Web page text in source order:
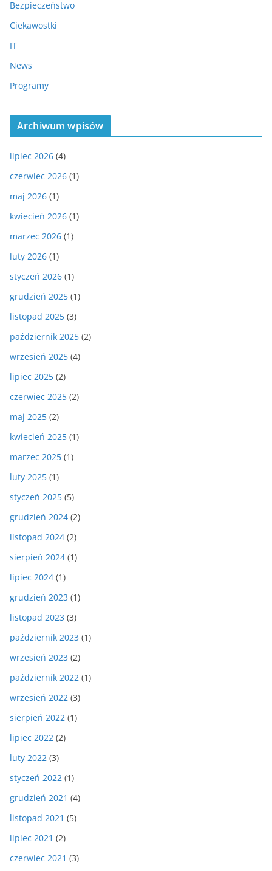
Bezpieczeństwo
Ciekawostki
IT
News
Programy
Archiwum wpisów
lipiec 2026 (4)
czerwiec 2026 (1)
maj 2026 (1)
kwiecień 2026 (1)
marzec 2026 (1)
luty 2026 (1)
styczeń 2026 (1)
grudzień 2025 (1)
listopad 2025 (3)
październik 2025 (2)
wrzesień 2025 (4)
lipiec 2025 (2)
czerwiec 2025 (2)
maj 2025 (2)
kwiecień 2025 (1)
marzec 2025 (1)
luty 2025 (1)
styczeń 2025 (5)
grudzień 2024 (2)
listopad 2024 (2)
sierpień 2024 (1)
lipiec 2024 (1)
grudzień 2023 (1)
listopad 2023 (3)
październik 2023 (1)
wrzesień 2023 (2)
październik 2022 (1)
wrzesień 2022 (3)
sierpień 2022 (1)
lipiec 2022 (2)
luty 2022 (3)
styczeń 2022 (1)
grudzień 2021 (4)
listopad 2021 (5)
lipiec 2021 (2)
czerwiec 2021 (3)